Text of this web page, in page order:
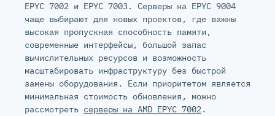
EPYC 7002 и EPYC 7003. Серверы на EPYC 9004
чаще выбирают для новых проектов, где важны
высокая пропускная способность памяти,
современные интерфейсы, большой запас
вычислительных ресурсов и возможность
масштабировать инфраструктуру без быстрой
замены оборудования. Если приоритетом является
минимальная стоимость обновления, можно
рассмотреть серверы на AMD EPYC 7002.